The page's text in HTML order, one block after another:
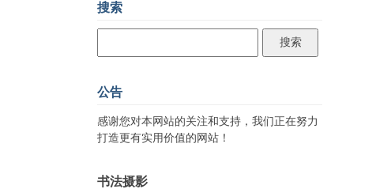
搜索
公告
感谢您对本网站的关注和支持，我们正在努力
打造更有实用价值的网站！
书法摄影